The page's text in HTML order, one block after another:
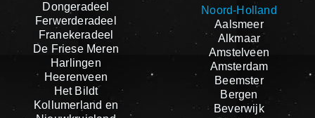
Dongeradeel
Ferwerderadeel
Franekeradeel
De Friese Meren
Harlingen
Heerenveen
Het Bildt
Kollumerland en
Noord-Holland
Aalsmeer
Alkmaar
Amstelveen
Amsterdam
Beemster
Bergen
Beverwijk